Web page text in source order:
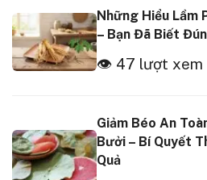
Những Hiểu Lầm
– Bạn Đã Biết
👁 47 lượt xem
Giảm Béo An
Bưởi – Bí Quyết
Quả